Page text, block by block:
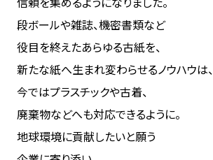
段ボールや雑誌、機密書類など
役目を終えたあらゆる古紙を、
新たな紙へ生まれ変わらせるノウハウは、
今ではプラスチックや古着、
廃棄物などへも対応できるように。
地球環境に貢献したいと願う